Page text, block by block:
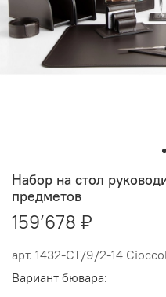
арт. 1432-СТ/9/2-14
Набор на стол
предметов
159’678 ₽
Вариант бювара: